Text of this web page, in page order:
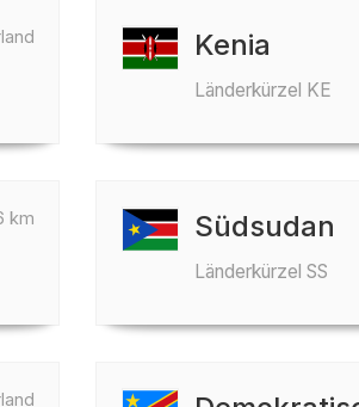
Kenia
Länderkürzel KE
km Südsudan
Länderkürzel SS